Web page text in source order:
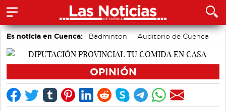
Es noticia en Cuenca: Bádminton
Auditorio de Cuenca
Fútbol
Medio Ambiente
OPINIÓN